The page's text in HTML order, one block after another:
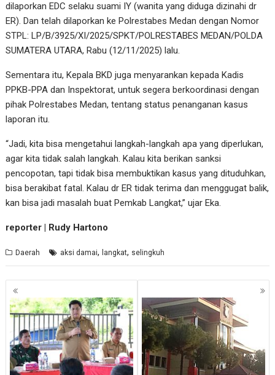
dilaporkan EDC selaku suami IY (wanita yang diduga dizinahi dr
ER). Dan telah dilaporkan ke Polrestabes Medan dengan Nomor
STPL: LP/B/3925/XI/2025/SPKT/POLRESTABES MEDAN/POLDA
SUMATERA UTARA, Rabu (12/11/2025) lalu.
Sementara itu, Kepala BKD juga menyarankan kepada Kadis
PPKB-PPA dan Inspektorat, untuk segera berkoordinasi dengan
pihak Polrestabes Medan, tentang status penanganan kasus
laporan itu.
“Jadi, kita bisa mengetahui langkah-langkah apa yang diperlukan,
agar kita tidak salah langkah. Kalau kita berikan sanksi
pencopotan, tapi tidak bisa membuktikan kasus yang dituduhkan,
bisa berakibat fatal. Kalau dr ER tidak terima dan menggugat balik,
kan bisa jadi masalah buat Pemkab Langkat,” ujar Eka.
reporter | Rudy Hartono
Daerah aksi damai, langkat, selingkuh
Navigasi
pos